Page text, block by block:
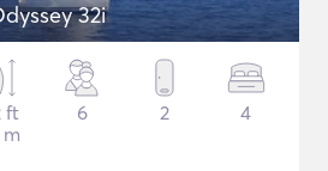
32i
ft
m
6 2 4